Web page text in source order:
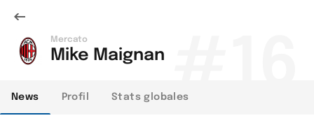
Mercato
Mike Maignan
News Profil Stats globales